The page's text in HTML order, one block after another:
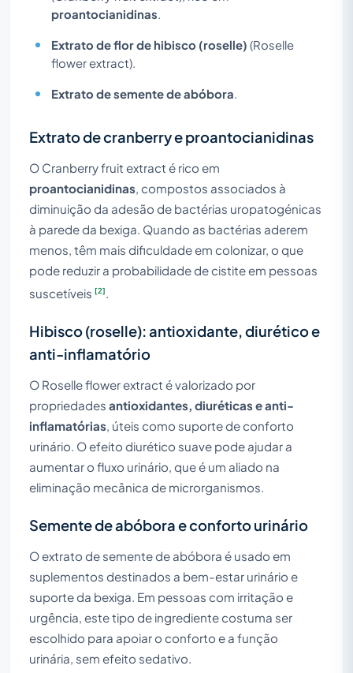
proantocianidinas
Extrato de flor de hibisco (roselle) (Roselle
flower extract).
Extrato de semente de abóbora
Extrato de cranberry e proantocianidinas
O Cranberry fruit extract é rico em
proantocianidinas , compostos associados à
diminuição da adesão de bactérias uropatogénicas
à parede da bexiga. Quando as bactérias aderem
menos, têm mais dificuldade em colonizar, o que
pode reduzir a probabilidade de cistite em pessoas
suscetíveis [2]
Hibisco (roselle): antioxidante, diurético e
anti-inflamatório
O Roselle flower extract é valorizado por
propriedades antioxidantes, diuréticas e anti-
inflamatórias , úteis como suporte de conforto
urinário. O efeito diurético suave pode ajudar a
aumentar o fluxo urinário, que é um aliado na
eliminação mecânica de microrganismos.
Semente de abóbora e conforto urinário
O extrato de semente de abóbora é usado em
suplementos destinados a bem-estar urinário e
suporte da bexiga. Em pessoas com irritação e
urgência, este tipo de ingrediente costuma ser
escolhido para apoiar o conforto e a função
urinária, sem efeito sedativo.